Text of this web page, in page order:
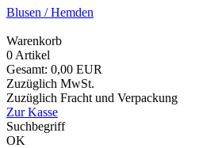
Blusen / Hemden
Warenkorb
0 Artikel
Gesamt: 0,00 EUR
Zuzüglich MwSt.
Zuzüglich Fracht und Verpackung
Zur Kasse
Suchbegriff
OK